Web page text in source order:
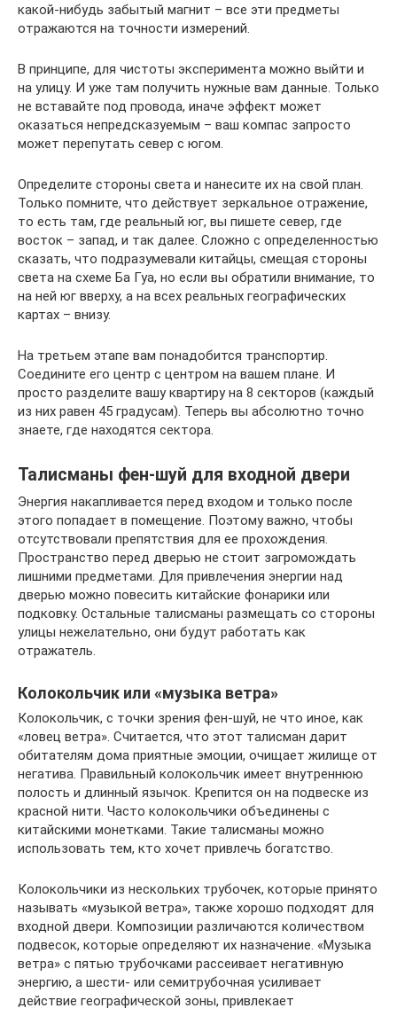
какой-нибудь забытый магнит – все эти предметы
отражаются на точности измерений.
В принципе, для чистоты эксперимента можно выйти и
на улицу. И уже там получить нужные вам данные. Только
не вставайте под провода, иначе эффект может
оказаться непредсказуемым – ваш компас запросто
может перепутать север с югом.
Определите стороны света и нанесите их на свой план.
Только помните, что действует зеркальное отражение,
то есть там, где реальный юг, вы пишете север, где
восток – запад, и так далее. Сложно с определенностью
сказать, что подразумевали китайцы, смещая стороны
света на схеме Ба Гуа, но если вы обратили внимание, то
на ней юг вверху, а на всех реальных географических
картах – внизу.
На третьем этапе вам понадобится транспортир.
Соедините его центр с центром на вашем плане. И
просто разделите вашу квартиру на 8 секторов (каждый
из них равен 45 градусам). Теперь вы абсолютно точно
знаете, где находятся сектора.
Талисманы фен-шуй для входной двери
Энергия накапливается перед входом и только после
этого попадает в помещение. Поэтому важно, чтобы
отсутствовали препятствия для ее прохождения.
Пространство перед дверью не стоит загромождать
лишними предметами. Для привлечения энергии над
дверью можно повесить китайские фонарики или
подковку. Остальные талисманы размещать со стороны
улицы нежелательно, они будут работать как
отражатель.
Колокольчик или «музыка ветра»
Колокольчик, с точки зрения фен-шуй, не что иное, как
«ловец ветра». Считается, что этот талисман дарит
обитателям дома приятные эмоции, очищает жилище от
негатива. Правильный колокольчик имеет внутреннюю
полость и длинный язычок. Крепится он на подвеске из
красной нити. Часто колокольчики объединены с
китайскими монетками. Такие талисманы можно
использовать тем, кто хочет привлечь богатство.
Колокольчики из нескольких трубочек, которые принято
называть «музыкой ветра», также хорошо подходят для
входной двери. Композиции различаются количеством
подвесок, которые определяют их назначение. «Музыка
ветра» с пятью трубочками рассеивает негативную
энергию, а шести- или семитрубочная усиливает
действие географической зоны, привлекает